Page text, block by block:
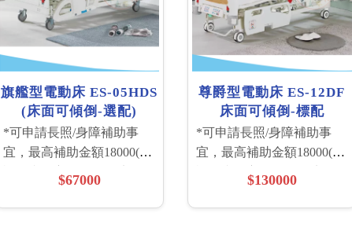
旗艦型電動床 ES-05HDS
(床面可傾倒-選配)
*可申請長照/身障補助事
宜，最高補助金額18000(依
評估書為主) *附贈：床包
移動式餐桌板(擇一)*1 請來
$67000
尊爵型電動床 ES-12DF
床面可傾倒-標配
*可申請長照/身障補助事
宜，最高補助金額18000(依
評估書為主) *附贈：床包
移動式餐桌板(擇一)*1 請來
$130000